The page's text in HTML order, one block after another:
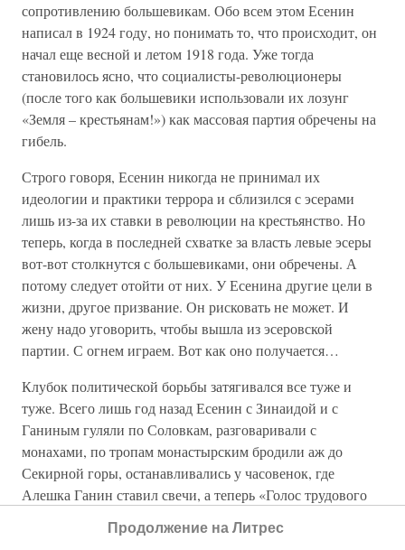
сопротивлению большевикам. Обо всем этом Есенин
написал в 1924 году, но понимать то, что происходит, он
начал еще весной и летом 1918 года. Уже тогда
становилось ясно, что социалисты-революционеры
(после того как большевики использовали их лозунг
«Земля – крестьянам!») как массовая партия обречены на
гибель.
Строго говоря, Есенин никогда не принимал их
идеологии и практики террора и сблизился с эсерами
лишь из-за их ставки в революции на крестьянство. Но
теперь, когда в последней схватке за власть левые эсеры
вот-вот столкнутся с большевиками, они обречены. А
потому следует отойти от них. У Есенина другие цели в
жизни, другое призвание. Он рисковать не может. И
жену надо уговорить, чтобы вышла из эсеровской
партии. С огнем играем. Вот как оно получается…
Клубок политической борьбы затягивался все туже и
туже. Всего лишь год назад Есенин с Зинаидой и с
Ганиным гуляли по Соловкам, разговаривали с
монахами, по тропам монастырским бродили аж до
Секирной горы, останавливались у часовенок, где
Алешка Ганин ставил свечи, а теперь «Голос трудового
частушки, собранные им в последнюю поездку в
Продолжение на Литрес